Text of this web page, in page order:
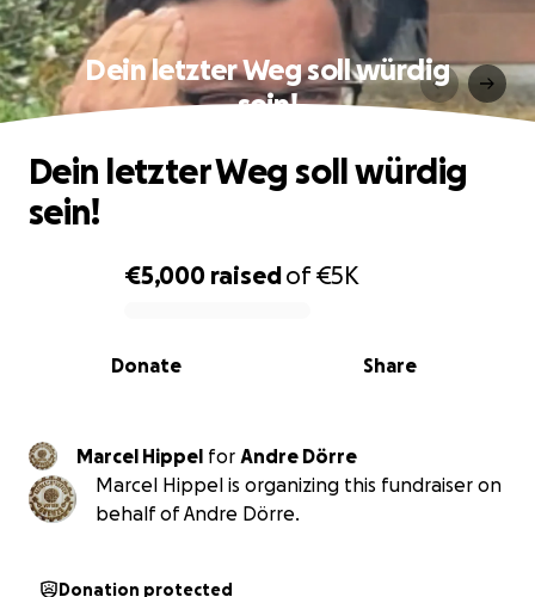
Dein letzter Weg soll würdig
sein!
0% complete
€5,000 raisedof€5K
Share
Donate
Dein letzter Weg soll würdig
sein!
Marcel Hippel for Andre Dörre
Marcel Hippel is organizing this fundraiser on
behalf of Andre Dörre.
Donation protected